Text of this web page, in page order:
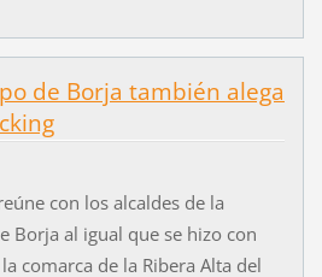
de Borja también alega
con los alcaldes de la
Borja al igual que se hizo con
comarca de la Ribera Alta del